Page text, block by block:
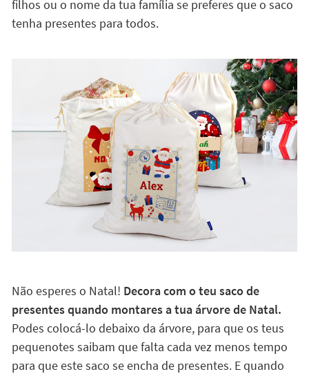
filhos ou o nome da tua família se preferes que o saco
tenha presentes para todos.
Não esperes o Natal! Decora com o teu saco de
presentes quando montares a tua árvore de Natal.
Podes colocá-lo debaixo da árvore, para que os teus
pequenotes saibam que falta cada vez menos tempo
para que este saco se encha de presentes. E quando